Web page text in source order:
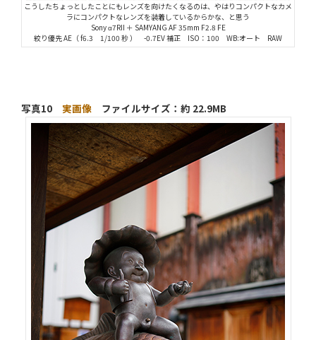
こうしたちょっとしたことにもレンズを向けたくなるのは、やはりコンパクトなカメ
ラにコンパクトなレンズを装着しているからかな、と思う
Sony α7RII ＋ SAMYANG AF 35mm F2.8 FE
絞り優先 AE（ f6.3 1/100 秒 ） -0.7EV 補正 ISO：100 WB:オート RAW
写真10 実画像 ファイルサイズ：約 22.9MB